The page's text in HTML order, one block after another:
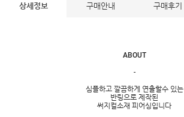
상세정보 구매안내 구매후기
ABOUT
-
심플하고 깔끔하게 연출할수 있는
반링으로 제작된
써지컬소재 피어싱입니다